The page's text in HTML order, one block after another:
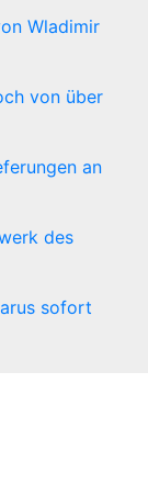
Wladimir
von über
an
des
sofort